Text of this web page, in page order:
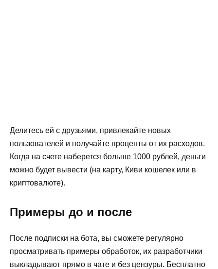
Делитесь ей с друзьями, привлекайте новых
пользователей и получайте проценты от их расходов.
Когда на счете наберется больше 1000 рублей, деньги
можно будет вывести (на карту, Киви кошелек или в
криптовалюте).
Примеры до и после
После подписки на бота, вы сможете регулярно
просматривать примеры обработок, их разработчики
выкладывают прямо в чате и без цензуры. Бесплатно